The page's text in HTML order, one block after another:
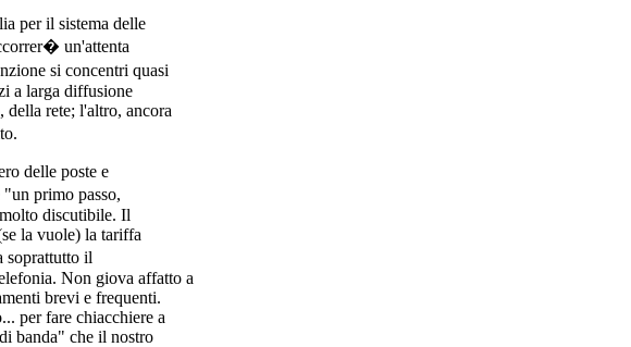
per il sistema delle
un'attenta
si concentri quasi
a larga diffusione
della rete; l'altro, ancora
delle poste e
primo passo,
discutibile. Il
la vuole) la tariffa
soprattutto il
Non giova affatto a
brevi e frequenti.
per fare chiacchiere a
banda" che il nostro